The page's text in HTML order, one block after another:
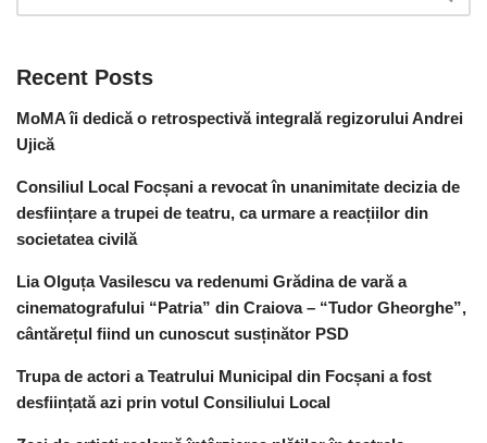
Recent Posts
MoMA îi dedică o retrospectivă integrală regizorului Andrei
Ujică
Consiliul Local Focșani a revocat în unanimitate decizia de
desființare a trupei de teatru, ca urmare a reacțiilor din
societatea civilă
Lia Olguța Vasilescu va redenumi Grădina de vară a
cinematografului “Patria” din Craiova – “Tudor Gheorghe”,
cântărețul fiind un cunoscut susținător PSD
Trupa de actori a Teatrului Municipal din Focșani a fost
desființată azi prin votul Consiliului Local